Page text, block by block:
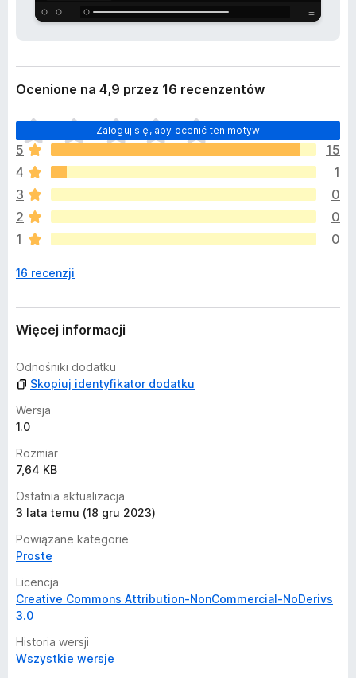
a
i
F
r
e
f
o
x
i
a
Ocenione na 4,9 przez 16 recenzentów
Zaloguj się, aby ocenić ten motyw
N
i
e
m
a
e
s
c
e
o
e
n
5
15
4
1
3
0
2
0
1
0
16 recenzji
Więcej informacji
Odnośniki dodatku
Skopiuj identyfikator dodatku
Wersja
1.0
Rozmiar
7,64 KB
Ostatnia aktualizacja
3 lata temu (18 gru 2023)
Powiązane kategorie
Proste
Licencja
Creative Commons Attribution-NonCommercial-NoDerivs
3.0
Historia wersji
Wszystkie wersje